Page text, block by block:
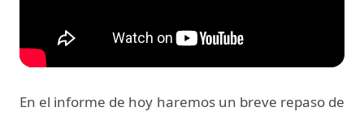
En el informe de hoy haremos un breve repaso de